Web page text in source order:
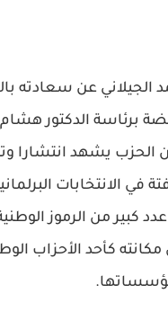
الجيلاني عن سعادته
برئاسة الدكتور
الحزب يشهد انتشارا
في الانتخابات
كبير من الرموز
كأحد الأحزاب